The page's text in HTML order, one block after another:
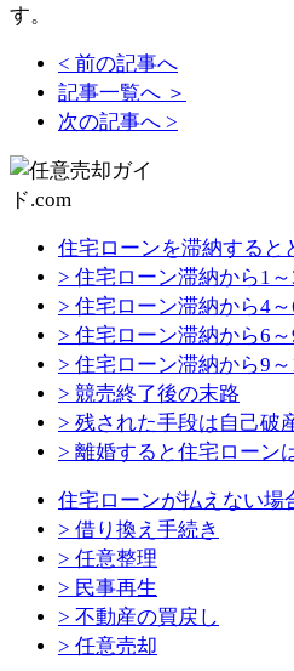
す。
< 前の記事へ
記事一覧へ ＞
次の記事へ >
住宅ローンを滞納すると
> 住宅ローン滞納から1～
> 住宅ローン滞納から4～
> 住宅ローン滞納から6～
> 住宅ローン滞納から9～
> 競売終了後の末路
> 残された手段は自己破
> 離婚すると住宅ローン
住宅ローンが払えない場
> 借り換え手続き
> 任意整理
> 民事再生
> 不動産の買戻し
> 任意売却